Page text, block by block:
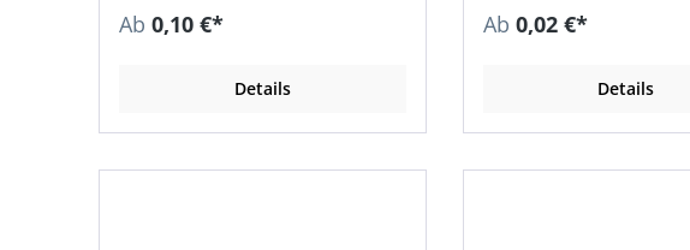
Ab 0,10 €*
Details
Ab 0,02 €*
Details